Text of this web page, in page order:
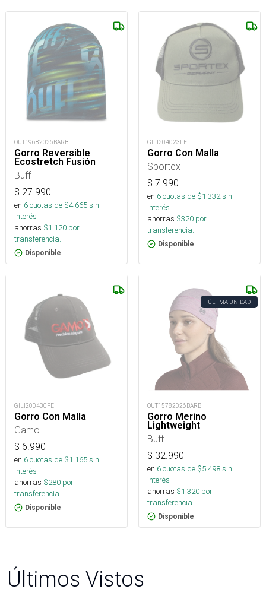
OUT19682026BARB
Gorro Reversible
Ecostretch Fusión
Buff
$ 27.990
en 6cuotas de $4.665sin
interés
ahorras $1.120 por
transferencia.
Disponible
GILI204023FE
Gorro Con Malla
Sportex
$ 7.990
en 6cuotas de $1.332sin
interés
ahorras $320 por
transferencia.
Disponible
GILI200430FE
Gorro Con Malla
Gamo
$ 6.990
en 6cuotas de $1.165sin
interés
ahorras $280 por
transferencia.
Disponible
ÚLTIMA UNIDAD
OUT15782026BARB
Gorro Merino
Lightweight
Buff
$ 32.990
en 6cuotas de $5.498sin
interés
ahorras $1.320 por
transferencia.
Disponible
Últimos Vistos